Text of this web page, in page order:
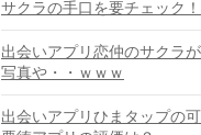
サクラの手口を要チェック！
出会いアプリ恋仲のサクラ
写真や・・ｗｗｗ
出会いアプリひまタップの